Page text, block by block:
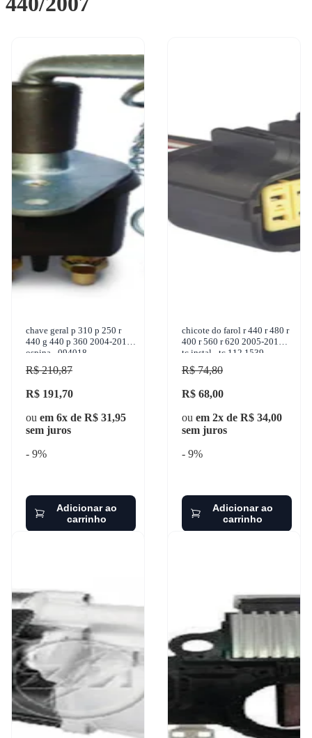
chave geral p 310 p 250 r
440 g 440 p 360 2004-2013
ospina - 094018
R$ 210,87
R$ 191,70
ou em 6x de R$ 31,95
sem juros
- 9%
Adicionar ao
carrinho
chicote do farol r 440 r 480 r
400 r 560 r 620 2005-2011
tc instal - tc 112.1539
R$ 74,80
R$ 68,00
ou em 2x de R$ 34,00
sem juros
- 9%
Adicionar ao
carrinho